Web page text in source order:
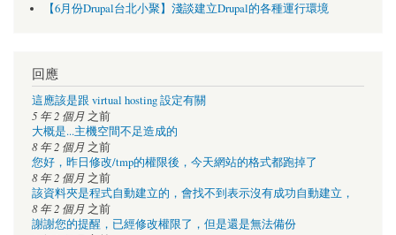
【6月份Drupal台北小聚】淺談建立Drupal的各種運行環境
回應
這應該是跟 virtual hosting 設定有關
5 年 2 個月 之前
大概是...主機空間不足造成的
8 年 2 個月 之前
您好，昨日修改/tmp的權限後，今天網站的格式都跑掉了
8 年 2 個月 之前
該資料夾是程式自動建立的，會找不到表示沒有成功自動建立，
8 年 2 個月 之前
謝謝您的提醒，已經修改權限了，但是還是無法備份